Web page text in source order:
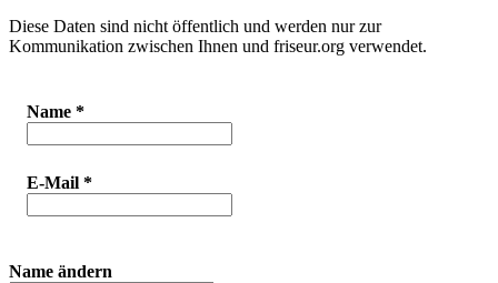
Diese Daten sind nicht öffentlich und werden nur zur
Kommunikation zwischen Ihnen und friseur.org verwendet.
Name *
E-Mail *
Name ändern